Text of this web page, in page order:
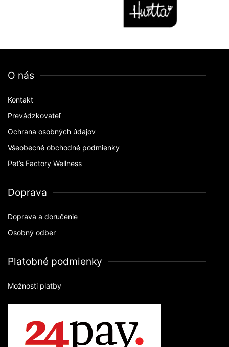
O nás
Kontakt
Prevádzkovateľ
Ochrana osobných údajov
Všeobecné obchodné podmienky
Pet’s Factory Wellness
Doprava
Doprava a doručenie
Osobný odber
Platobné podmienky
Možnosti platby